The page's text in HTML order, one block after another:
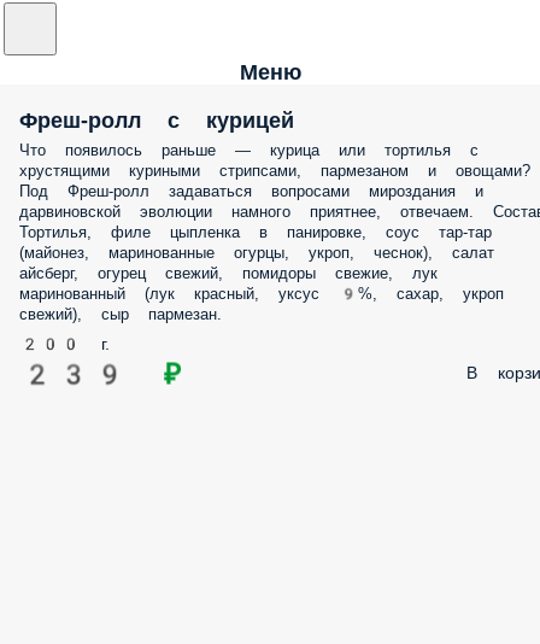
Меню
Фреш-ролл с курицей
Что появилось раньше — курица или тортилья с
хрустящими куриными стрипсами, пармезаном и овощами?
Под Фреш-ролл задаваться вопросами мироздания и
дарвиновской эволюции намного приятнее, отвечаем.
Тортилья, филе цыпленка в панировке, соус тар-тар
(майонез, маринованные огурцы, укроп, чеснок), салат
айсберг, огурец свежий, помидоры свежие, лук
маринованный (лук красный, уксус 9%, сахар, укроп
свежий), сыр пармезан.
200 г.
239 ₽ В